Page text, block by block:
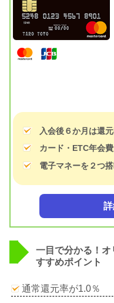
入会後６か月は還
カード・ETC年会
電子マネーを２つ
一目で分かる！
すすめポイント
通常還元率が1.0％